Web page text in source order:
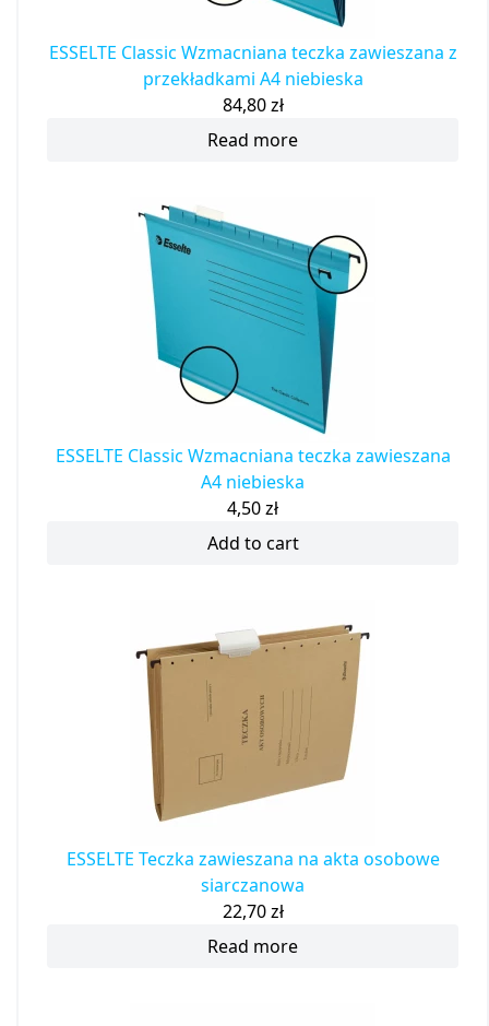
ESSELTE Classic Wzmacniana teczka zawieszana z
przekładkami A4 niebieska
84,80zł
Read more
ESSELTE Classic Wzmacniana teczka zawieszana
A4 niebieska
4,50zł
Add to cart
ESSELTE Teczka zawieszana na akta osobowe
siarczanowa
22,70zł
Read more